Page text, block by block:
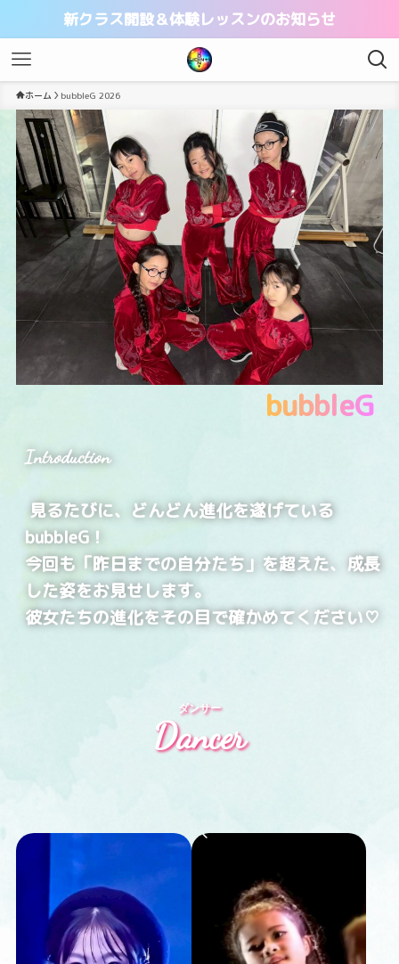
新クラス開設＆体験レッスンのお知らせ
ホーム bubbleG 2026
bubbleG
Introduction
見るたびに、どんどん進化を遂げている
bubbleG！
今回も「昨日までの自分たち」を超えた、成長
した姿をお見せします。
彼女たちの進化をその目で確かめてください♡
Dancer
ダンサー